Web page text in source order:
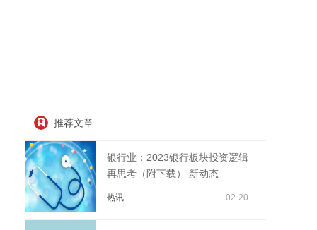
推荐文章
银行业：2023银行板块投资逻辑
再思考（附下载） 新动态
热讯 02-20